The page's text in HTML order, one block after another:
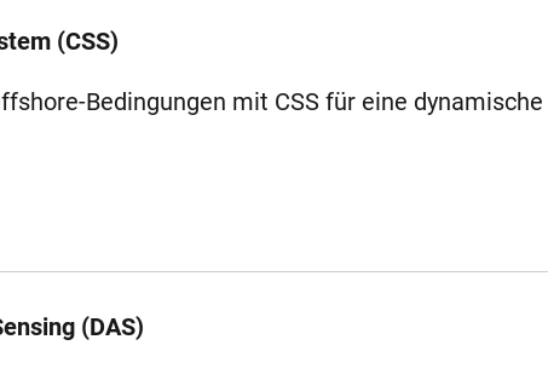
(CSS)
Bedingungen mit CSS für eine
(DAS)